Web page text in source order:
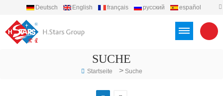
Deutsch English français русский
español
SUCHE
Startseite > Suche